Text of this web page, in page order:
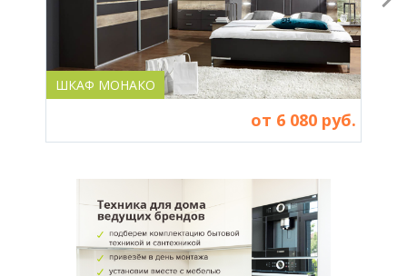
ШКАФ МОНАКО
от 6 080 руб.